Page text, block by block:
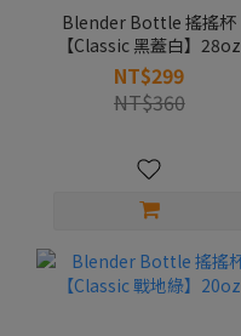
Blender Bottle 搖搖杯
【Classic 黑蓋白】28oz
NT$299
NT$360